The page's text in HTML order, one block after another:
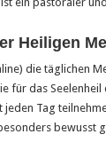
Heiligen
die täglichen
für das Seelenheil
jeden Tag
bewusst